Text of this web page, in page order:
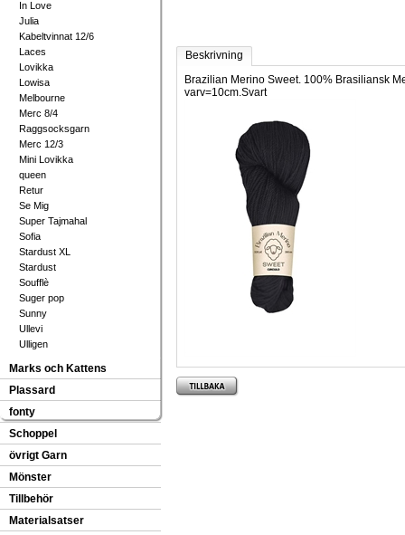
In Love
Julia
Kabeltvinnat 12/6
Laces
Lovikka
Lowisa
Melbourne
Merc 8/4
Raggsocksgarn
Merc 12/3
Mini Lovikka
queen
Retur
Se Mig
Super Tajmahal
Sofia
Stardust XL
Stardust
Soufflè
Suger pop
Sunny
Ullevi
Ulligen
Marks och Kattens
Plassard
fonty
Schoppel
övrigt Garn
Mönster
Tillbehör
Materialsatser
Beskrivning
Brazilian Merino Sweet. 100% Brasiliansk
varv=10cm.Svart